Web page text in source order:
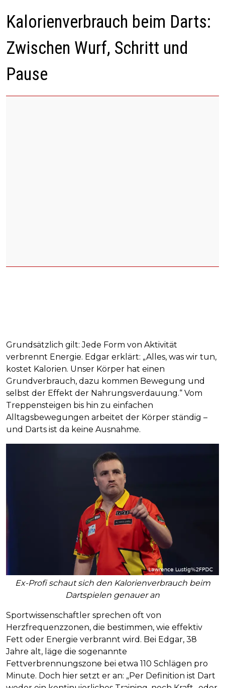
Kalorienverbrauch beim Darts:
Zwischen Wurf, Schritt und
Pause
Grundsätzlich gilt: Jede Form von Aktivität
verbrennt Energie. Edgar erklärt: „Alles, was wir tun,
kostet Kalorien. Unser Körper hat einen
Grundverbrauch, dazu kommen Bewegung und
selbst der Effekt der Nahrungsverdauung.“ Vom
Treppensteigen bis hin zu einfachen
Alltagsbewegungen arbeitet der Körper ständig –
und Darts ist da keine Ausnahme.
Ex-Profi schaut sich den Kalorienverbrauch beim
Dartspielen genauer an
Sportwissenschaftler sprechen oft von
Herzfrequenzzonen, die bestimmen, wie effektiv
Fett oder Energie verbrannt wird. Bei Edgar, 38
Jahre alt, läge die sogenannte
Fettverbrennungszone bei etwa 110 Schlägen pro
Minute. Doch hier setzt er an: „Per Definition ist Dart